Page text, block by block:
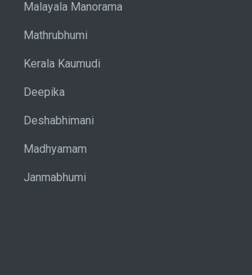
Malayala Manorama
Mathrubhumi
Kerala Kaumudi
Deepika
Deshabhimani
Madhyamam
Janmabhumi